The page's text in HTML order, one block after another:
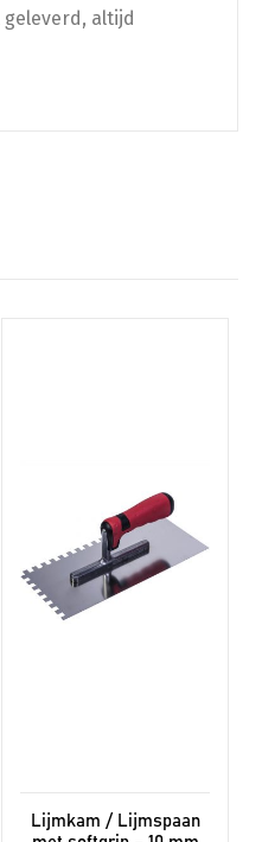
geleverd, altijd
Lijmkam / Lijmspaan